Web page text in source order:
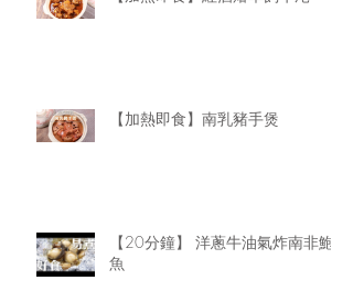
【加熱即食】南乳豬手煲
【20分鐘】 洋蔥牛油氣炸南非鮑
魚